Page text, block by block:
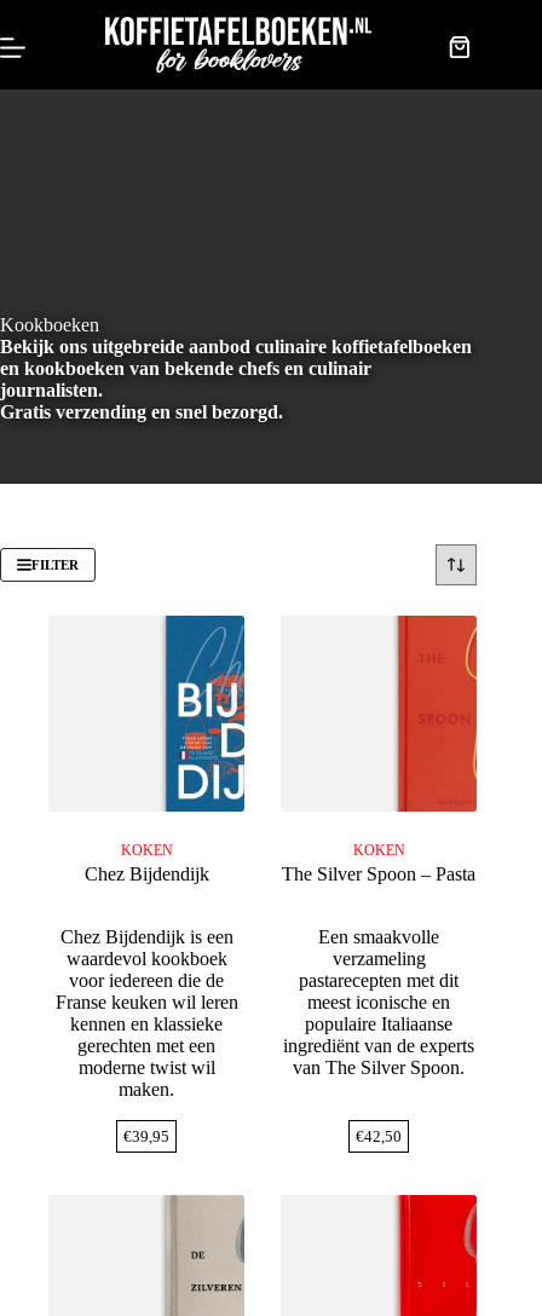
artikel
Kookboeken
Bekijk ons uitgebreide aanbod culinaire koffietafelboeken
en kookboeken van bekende chefs en culinair
journalisten.
Gratis verzending en snel bezorgd.
FILTER
KOKEN
Chez Bijdendijk
Chez Bijdendijk is een
waardevol kookboek
voor iedereen die de
Franse keuken wil leren
kennen en klassieke
gerechten met een
moderne twist wil
maken.
€39,95
KOKEN
The Silver Spoon – Pasta
Een smaakvolle
verzameling
pastarecepten met dit
meest iconische en
populaire Italiaanse
ingrediënt van de experts
van The Silver Spoon.
€42,50